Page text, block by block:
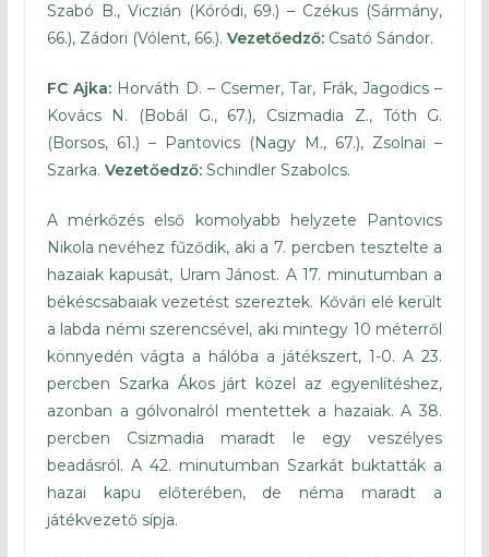
Szabó B., Viczián (Kóródi, 69.) – Czékus (Sármány,
66.), Zádori (Vólent, 66.). Vezetőedző:Csató Sándor.
FC Ajka: Horváth D. – Csemer, Tar, Frák, Jagodics –
Kovács N. (Bobál G., 67.), Csizmadia Z., Tóth G.
(Borsos, 61.) – Pantovics (Nagy M., 67.), Zsolnai –
Szarka. Vezetőedző:Schindler Szabolcs.
A mérkőzés első komolyabb helyzete Pantovics
Nikola nevéhez fűződik, aki a 7. percben tesztelte a
hazaiak kapusát, Uram Jánost. A 17. minutumban a
békéscsabaiak vezetést szereztek. Kővári elé került
a labda némi szerencsével, aki mintegy 10 méterről
könnyedén vágta a hálóba a játékszert, 1-0. A 23.
percben Szarka Ákos járt közel az egyenlítéshez,
azonban a gólvonalról mentettek a hazaiak. A 38.
percben Csizmadia maradt le egy veszélyes
beadásról. A 42. minutumban Szarkát buktatták a
hazai kapu előterében, de néma maradt a
játékvezető sípja.